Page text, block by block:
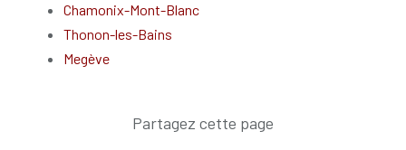
Chamonix-Mont-Blanc
Thonon-les-Bains
Megève